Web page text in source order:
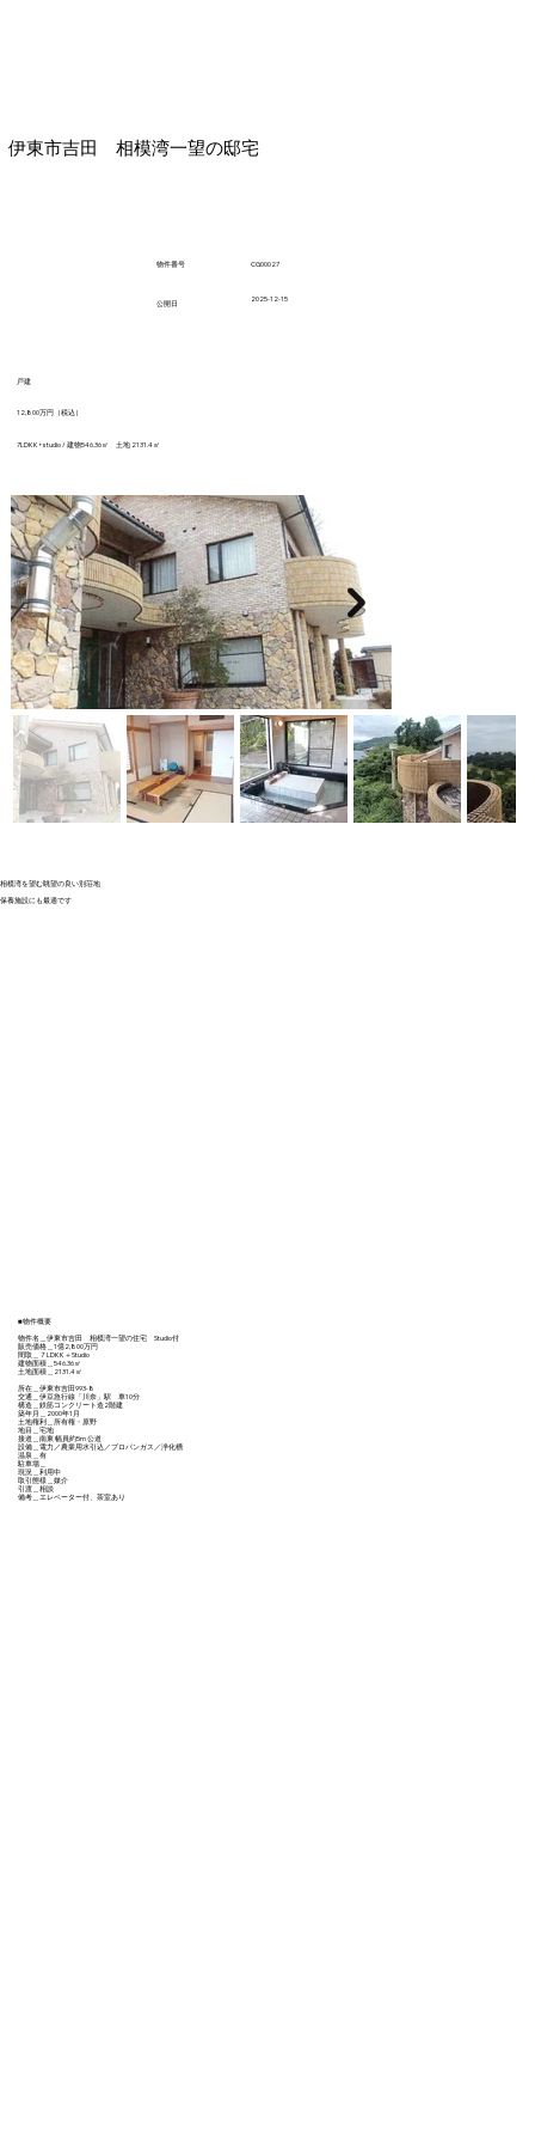
伊東市吉田 相模湾一望の邸宅
​物件番号 CG00027
戸建
12,800万円（税込）
7LDKK+studio / 建物546.36㎡ 土地 2131.4㎡
​公開日
2025-12-15
相模湾を望む眺望の良い別荘地
保養施設にも最適です
■物件概要
物件名＿伊東市吉田 相模湾一望の住宅 Studio付
販売価格＿1億2,800万円
間取＿７LDKK＋Studio
建物面積＿546.36㎡
土地面積＿2131.4㎡
所在＿伊東市吉田993-8
交通＿伊豆急行線「川奈」駅 車10分
構造＿鉄筋コンクリート造2階建
築年月＿2000年1月
土地権利＿所有権・原野
地目＿宅地
接道＿南東 幅員約5m 公道
設備＿電力／農業用水引込／プロパンガス／浄化槽
温泉＿有
駐車場＿
現況＿利用中
取引態様＿媒介
引渡＿相談
備考＿エレベーター付、茶室あり